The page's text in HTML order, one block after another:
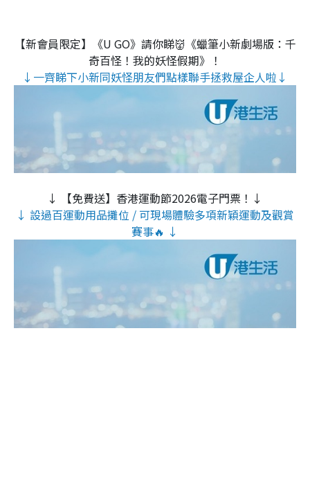
【新會員限定】《U GO》請你睇👹《蠟筆小新劇場版：千
奇百怪！我的妖怪假期》！
↓一齊睇下小新同妖怪朋友們點樣聯手拯救屋企人啦↓
↓ 【免費送】香港運動節2026電子門票！↓
↓ 設過百運動用品攤位 / 可現場體驗多項新穎運動及觀賞
賽事🔥 ↓